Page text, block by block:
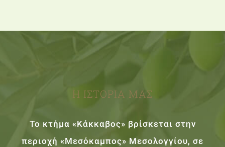
Η ΙΣΤΟΡΙΑ ΜΑΣ
Το κτήμα «Κάκκαβος» βρίσκεται στην
περιοχή «Μεσόκαμπος» Μεσολογγίου, σε